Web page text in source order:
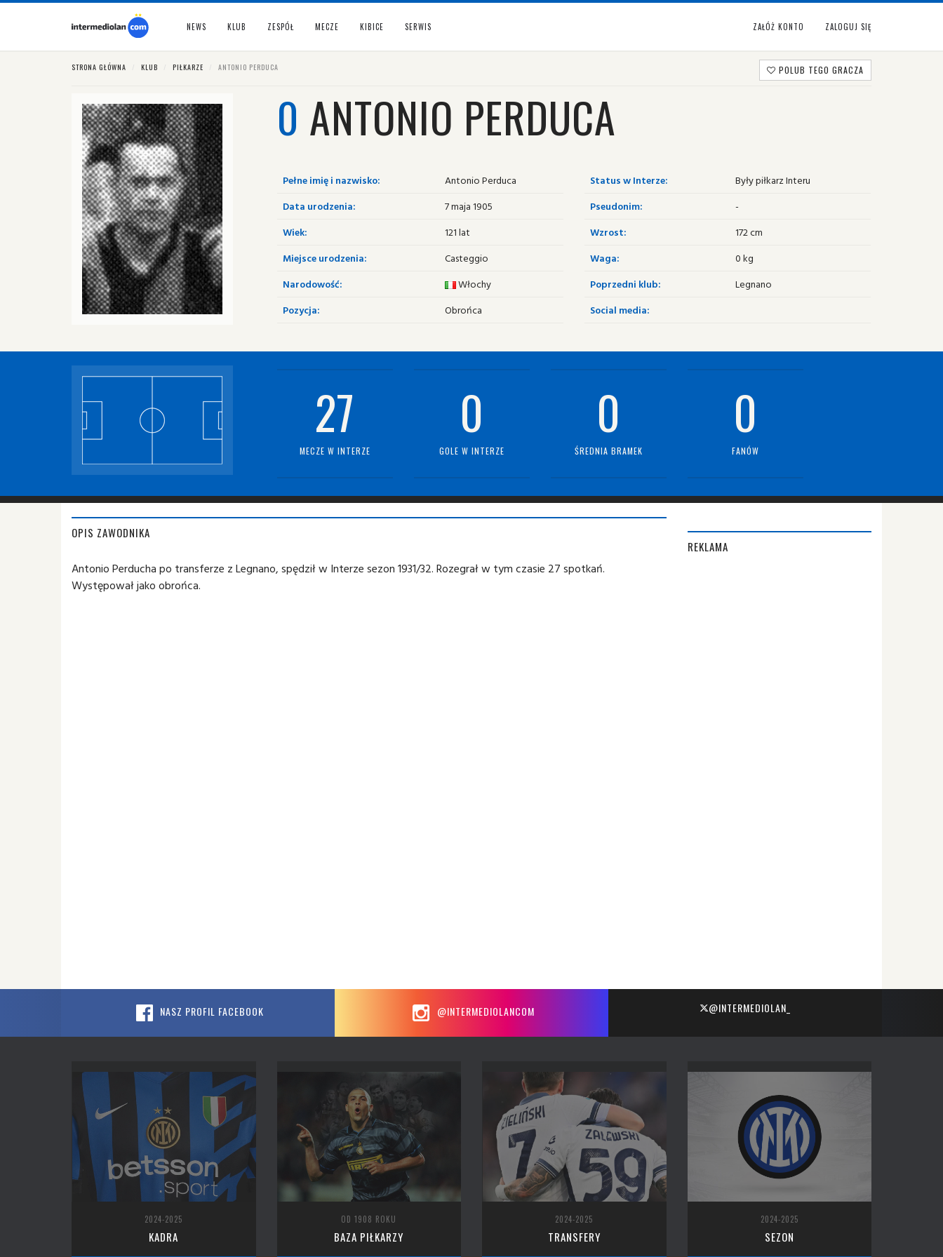
NEWS KLUB ZESPÓŁ MECZE KIBICE SERWIS ZAŁÓŻ KONTO ZALOGUJ SIĘ
STRONA GŁÓWNA KLUB PIŁKARZE ANTONIO PERDUCA POLUB TEGO GRACZA
0 ANTONIO PERDUCA
Pełne imię i nazwisko:
Antonio Perduca
Data urodzenia:
7 maja 1905
Wiek:
121 lat
Miejsce urodzenia:
Casteggio
Narodowość:
Włochy
Pozycja:
Obrońca
Status w Interze:
Były piłkarz Interu
Pseudonim:
-
Wzrost:
172 cm
Waga:
0 kg
Poprzedni klub:
Legnano
Social media:
27
MECZE W INTERZE
0
GOLE W INTERZE
0
ŚREDNIA BRAMEK
0
FANÓW
OPIS ZAWODNIKA
Antonio Perducha po transferze z Legnano, spędził w Interze sezon 1931/32. Rozegrał w tym czasie 27 spotkań.
Występował jako obrońca.
REKLAMA
NASZ PROFIL FACEBOOK @INTERMEDIOLANCOM @INTERMEDIOLAN_
2024-2025
KADRA
OD 1908 ROKU
BAZA PIŁKARZY
2024-2025
TRANSFERY
2024-2025
SEZON